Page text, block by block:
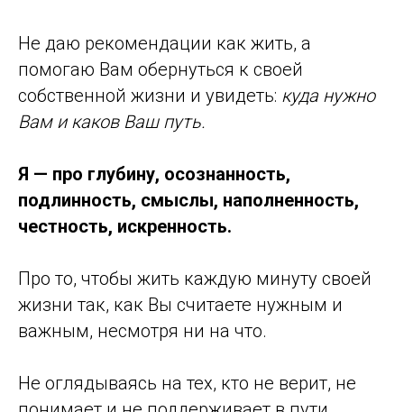
Не даю рекомендации как жить, а
помогаю Вам обернуться к своей
собственной жизни и увидеть: куда нужно
Вам и каков Ваш путь.
Я — про глубину, осознанность,
подлинность, смыслы, наполненность,
честность, искренность.
Про то, чтобы жить каждую минуту своей
жизни так, как Вы считаете нужным и
важным, несмотря ни на что.
Не оглядываясь на тех, кто не верит, не